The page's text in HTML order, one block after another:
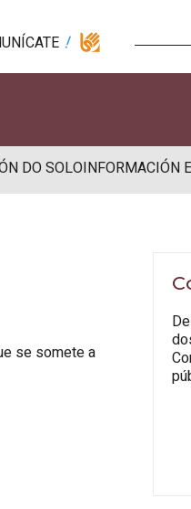
DO SOLOINFORMACIÓN
se somete a